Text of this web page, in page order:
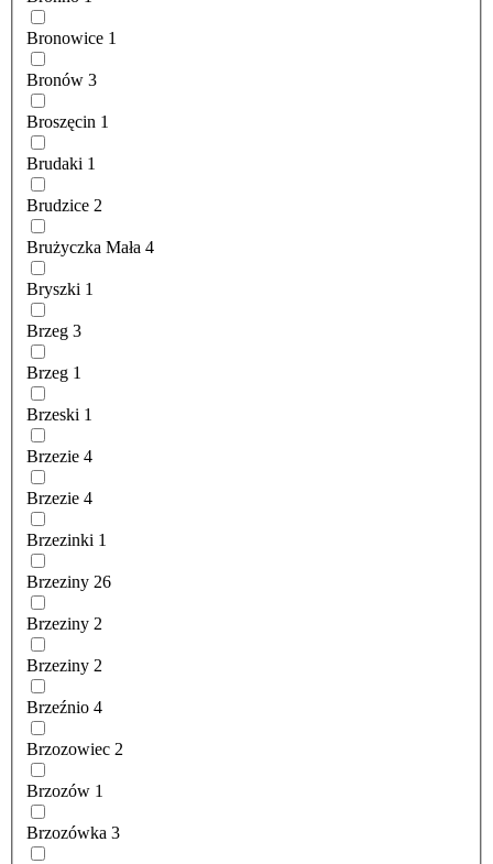
Bronowice 1
Bronów 3
Broszęcin 1
Brudaki 1
Brudzice 2
Brużyczka Mała 4
Bryszki 1
Brzeg 3
Brzeg 1
Brzeski 1
Brzezie 4
Brzezie 4
Brzezinki 1
Brzeziny 26
Brzeziny 2
Brzeziny 2
Brzeźnio 4
Brzozowiec 2
Brzozów 1
Brzozówka 3